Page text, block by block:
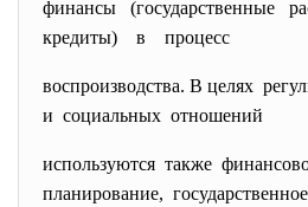
финансы (государственные
кредиты) в процесс
воспроизводства. В целях
и социальных отношений
используются также
планирование, государственное